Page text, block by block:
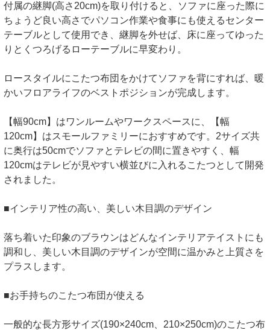
付属の継脚(高さ20cm)を取り付けると、ソファに座った際に
ちょうど良い高さでパソコン作業や食事にも使えるセンター
テーブルとして使用でき、継脚を外せば、床に座ってゆった
りとくつろげるローテーブルに早変わり。
ロースタイルにこたつ布団をかけてソファを背にすれば、暖
かいフロアライフのベストポジションが完成します。
【幅90cm】はワンルームやワークスペースに、【幅
120cm】はスモールファミリーにおすすめです。2サイズ共
に奥行は50cmでソファとテレビの間に置きやすく、幅
120cmはテレビが見やすい横並びに入れるこたつとして開発
されました。
■インテリア性の高い、美しい木目調のデザイン
落ち着いた印象のブラウンはどんなインテリアテイストにも
調和し、美しい木目調のデザインが空間に温かみと上質さを
プラスします。
■お手持ちのこたつ布団が使える
一般的な長方形サイズ(190×240cm、210×250cm)のこたつ布